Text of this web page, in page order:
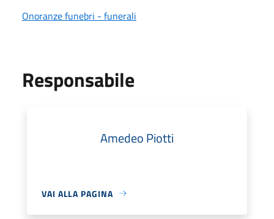
Onoranze funebri - funerali
Responsabile
Amedeo Piotti
VAI ALLA PAGINA